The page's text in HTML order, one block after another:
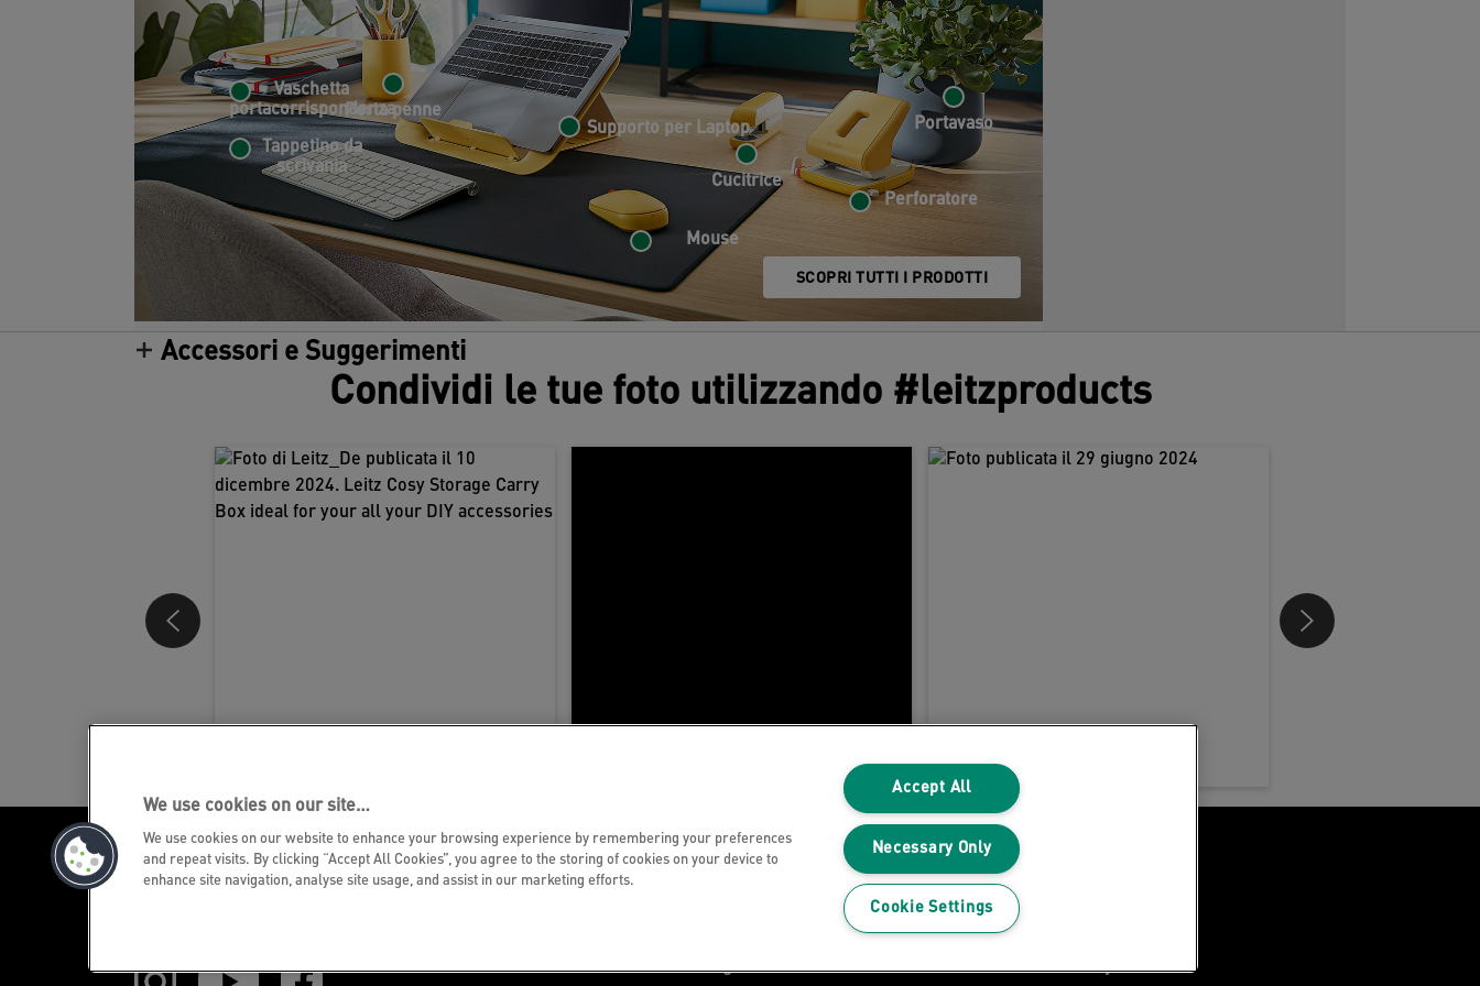
Tappetino da
scrivania
Vaschetta
portacorrispondenza
Cucitrice
Supporto per Laptop
Mouse
Porta penne
Portavaso
Perforatore
SCOPRI TUTTI I PRODOTTI
Accessori e Suggerimenti
Condividi le tue foto utilizzando #leitzproducts
Informativa sulla privacy
Nota legale Leitz EasyPrint
We use cookies on our site…
We use cookies on our website to enhance your browsing experience by remembering your preferences
and repeat visits. By clicking “Accept All Cookies”, you agree to the storing of cookies on your device to
enhance site navigation, analyse site usage, and assist in our marketing efforts.
Accept All
Necessary Only
Cookie Settings